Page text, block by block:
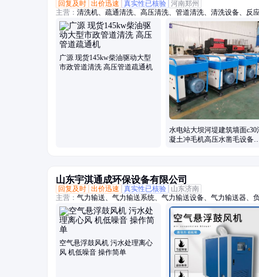
回复及时 出价迅速 真实性已核验 河南郑州
主营： 清洗机、疏通清洗、高压清洗、管道清洗、清洗设备、反
毛机、混凝土、换热器、高压水、柴油驱动、锅炉管道、电机驱
坯除磷、电驱动高压、水除磷系统、水喷砂除锈、冷凝器管道、
广源 现货145kw柴油驱动大型
市政管道清洗 高压管道疏通机
水电站大坝河堤建筑墙面c30
凝土冲毛机高压水凿毛设备
山东宇淇通成环保设备有限公司
回复及时 出价迅速 真实性已核验
山东济南
主营： 气力输送、气力输送系统、气力输送设备、气力输送器、
阀、AV泵、仓泵、罗茨风机、罗次鼓风机、空气悬浮鼓风机、
机、曝气风机、气力输送风机、粉煤灰输送设备、粉体输送系统
理风机、水产养殖增氧机、脱硫脱硝设备
空气悬浮鼓风机 污水处理离心
风 机低噪音 操作简单